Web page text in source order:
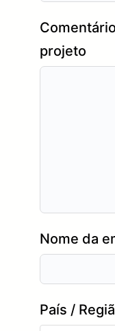
projeto
Nome da
País /